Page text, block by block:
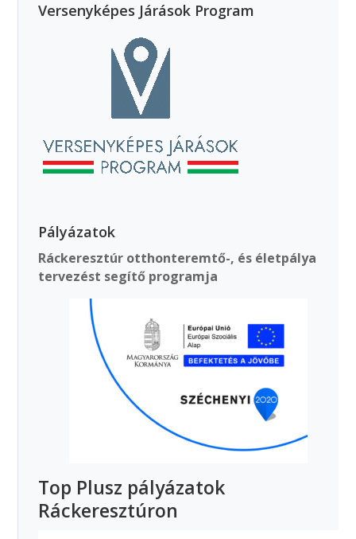
Versenyképes Járások Program
Pályázatok
Ráckeresztúr otthonteremtő-, és életpálya
tervezést segítő programja
Top Plusz pályázatok
Ráckeresztúron